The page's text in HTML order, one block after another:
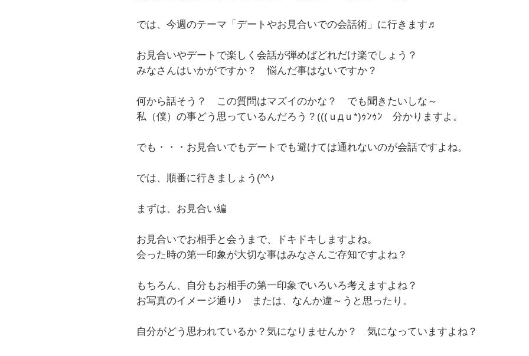
では、今週のテーマ 「デートやお見合いでの会話術」 に行きます♬
お見合いやデートで楽しく会話が弾めばどれだけ楽でしょう？
みなさんはいかがですか？ 悩んだ事はないですか？
何から話そう？ この質問はマズイのかな？ でも聞きたいしな～
私（僕）の事どう思っているんだろう？(((ｕдｕ*)ｩﾝｩﾝ 分かりますよ。
でも・・・お見合いでもデートでも避けては通れないのが会話ですよね。
では、順番に行きましょう(^^♪
まずは、お見合い編
お見合いでお相手と会うまで、ドキドキしますよね。
会った時の第一印象が大切な事はみなさんご存知ですよね？
もちろん、自分もお相手の第一印象でいろいろ考えますよね？
お写真のイメージ通り♪ または、なんか違～うと思ったり。
自分がどう思われているか？気になりませんか？ 気になっていますよね？